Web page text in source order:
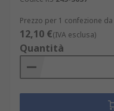
Prezzo per 1 confezione
12,10 €(IVA esclusa)
Quantità